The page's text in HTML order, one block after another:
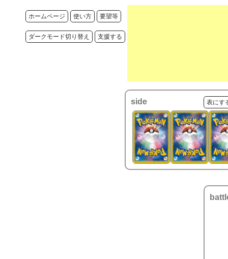
ホームページ 使い方 要望等
ダークモード切り替え 支援する
side 表にす